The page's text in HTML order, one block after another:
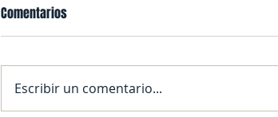
Comentarios
Escribir un comentario...